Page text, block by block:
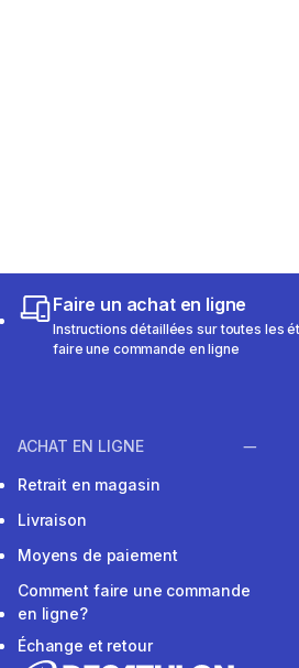
Faire un achat en ligne
Instructions détaillées sur toutes les
faire une commande en ligne
ACHAT EN LIGNE
Retrait en magasin
Livraison
Moyens de paiement
Comment faire une commande
en ligne?
Échange et retour